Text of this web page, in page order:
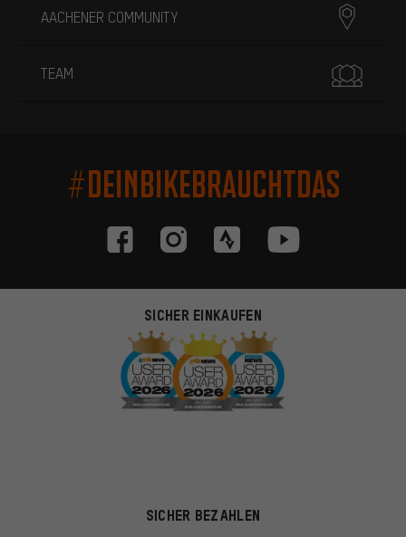
AACHENER COMMUNITY
TEAM
#DEINBIKEBRAUCHTDAS
SICHER EINKAUFEN
SICHER BEZAHLEN